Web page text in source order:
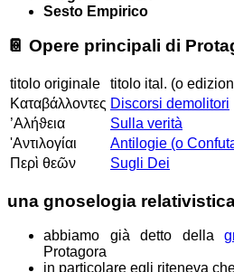
Sesto Empirico
📔 Opere principali di
titolo originale titolo ital. (o
Καταβάλλοντες Discorsi demolitori
’Αλήϑεια
Sulla verità
'Αντιλογίαι
Antilogie (o
Περὶ θεῶν
Sugli Dei
una gnoselogia
abbiamo già detto della
Protagora
in particolare egli riteneva